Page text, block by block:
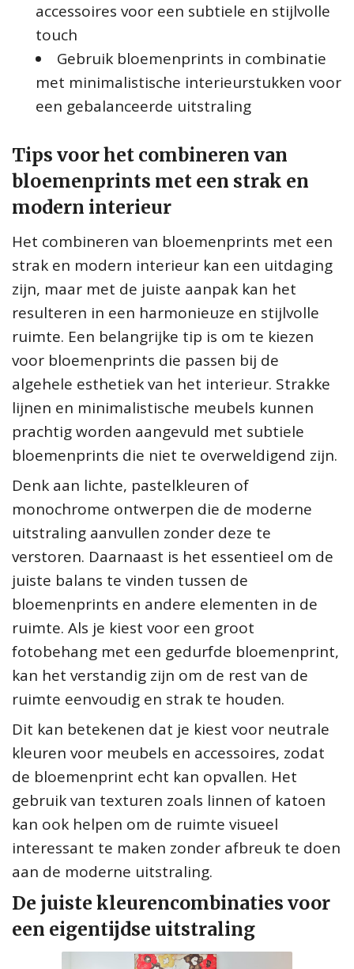
accessoires voor een subtiele en stijlvolle
touch
Gebruik bloemenprints in combinatie
met minimalistische interieurstukken voor
een gebalanceerde uitstraling
Tips voor het combineren van
bloemenprints met een strak en
modern interieur
Het combineren van bloemenprints met een
strak en modern interieur kan een uitdaging
zijn, maar met de juiste aanpak kan het
resulteren in een harmonieuze en stijlvolle
ruimte. Een belangrijke tip is om te kiezen
voor bloemenprints die passen bij de
algehele esthetiek van het interieur. Strakke
lijnen en minimalistische meubels kunnen
prachtig worden aangevuld met subtiele
bloemenprints die niet te overweldigend zijn.
Denk aan lichte, pastelkleuren of
monochrome ontwerpen die de moderne
uitstraling aanvullen zonder deze te
verstoren. Daarnaast is het essentieel om de
juiste balans te vinden tussen de
bloemenprints en andere elementen in de
ruimte. Als je kiest voor een groot
fotobehang met een gedurfde bloemenprint,
kan het verstandig zijn om de rest van de
ruimte eenvoudig en strak te houden.
Dit kan betekenen dat je kiest voor neutrale
kleuren voor meubels en accessoires, zodat
de bloemenprint echt kan opvallen. Het
gebruik van texturen zoals linnen of katoen
kan ook helpen om de ruimte visueel
interessant te maken zonder afbreuk te doen
aan de moderne uitstraling.
De juiste kleurencombinaties voor
een eigentijdse uitstraling